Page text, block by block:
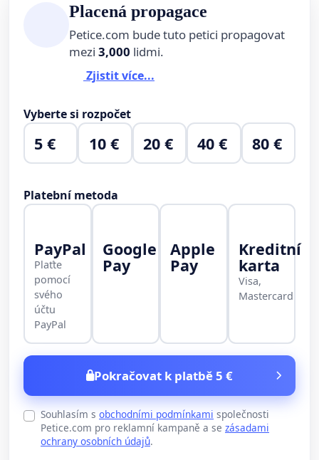
Placená propagace
Petice.com bude tuto petici propagovat
mezi 3,000 lidmi.
Zjistit více...
Vyberte si rozpočet
5 € 10 € 20 € 40 € 80 €
Platební metoda
PayPal
Plaťte
pomocí
svého
účtu
PayPal
Google
Pay
Apple
Pay
Kreditní
karta
Visa,
Mastercard
Pokračovat k platbě 5 €
Souhlasím s obchodními podmínkami společnosti
Petice.com pro reklamní kampaně a se zásadami
ochrany osobních údajů.